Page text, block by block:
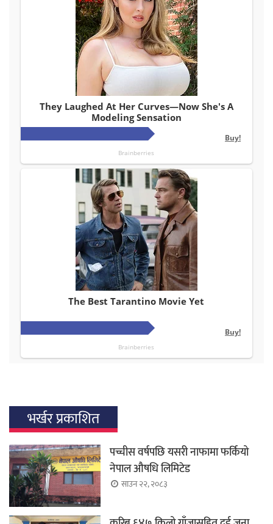
भर्खर प्रकाशित
पच्चीस वर्षपछि यसरी नाफामा फर्कियो
नेपाल औषधि लिमिटेड
साउन २२, २०८३